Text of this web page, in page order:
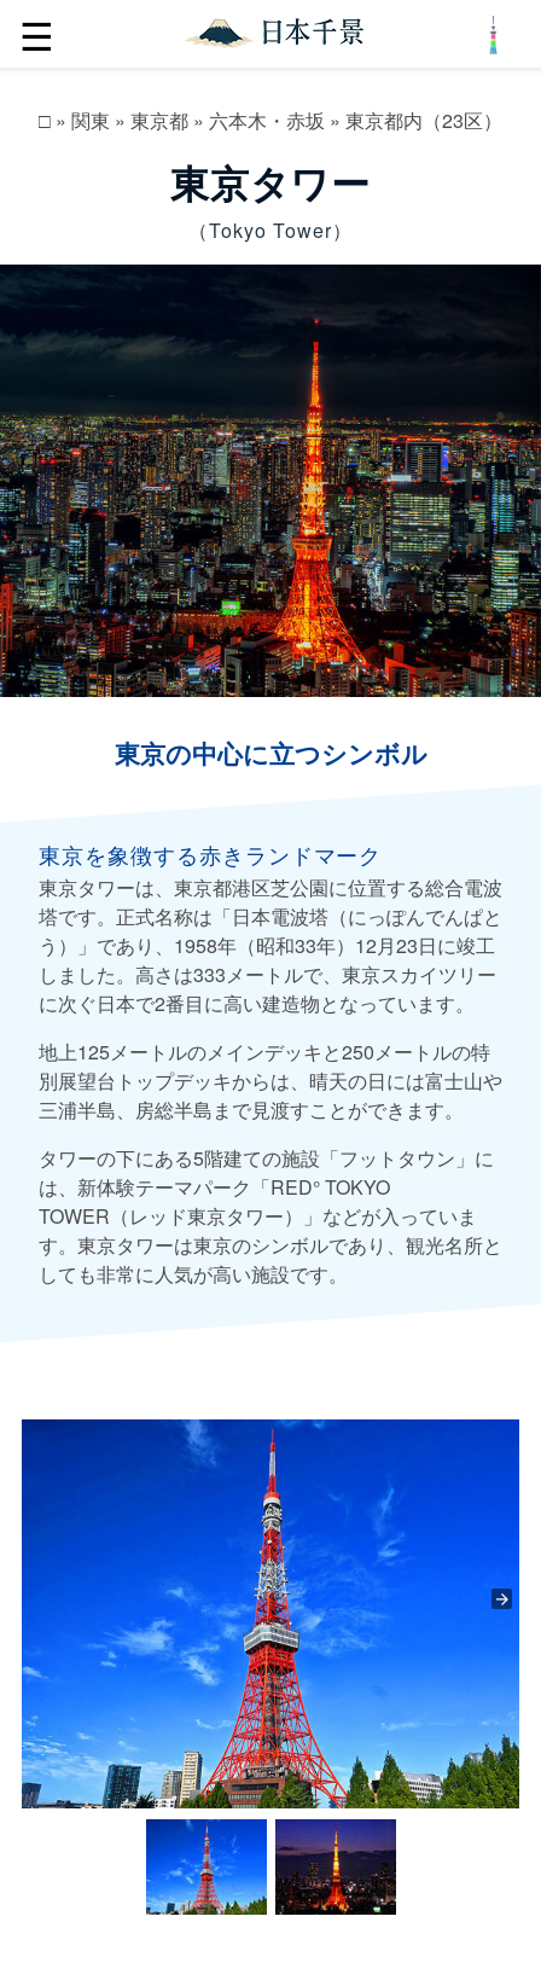
☰
□ » 関東 » 東京都 » 六本木・赤坂 » 東京都内（23区）
東京タワー
（Tokyo Tower）
東京の中心に立つシンボル
東京を象徴する赤きランドマーク
東京タワーは、東京都港区芝公園に位置する総合電波
塔です。正式名称は「日本電波塔（にっぽんでんぱと
う）」であり、1958年（昭和33年）12月23日に竣工
しました。高さは333メートルで、東京スカイツリー
に次ぐ日本で2番目に高い建造物となっています。
地上125メートルのメインデッキと250メートルの特
別展望台トップデッキからは、晴天の日には富士山や
三浦半島、房総半島まで見渡すことができます。
タワーの下にある5階建ての施設「フットタウン」に
は、新体験テーマパーク「RED° TOKYO
TOWER（レッド東京タワー）」などが入っていま
す。東京タワーは東京のシンボルであり、観光名所と
しても非常に人気が高い施設です。